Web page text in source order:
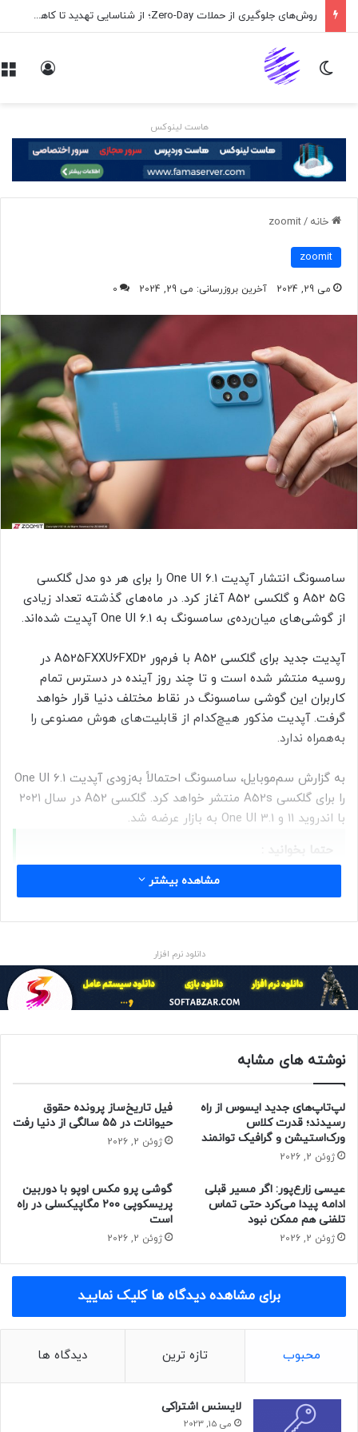
روش‌های جلوگیری از حملات Zero-Day؛ از شناسایی تهدید تا کاهش ریسک
تغییر پوسته
هاست لینوکس
خانه /
zoomit
zoomit
می 29, 2024 آخرین بروزرسانی: می 29, 2024 0
سامسونگ انتشار آپدیت One UI 6.1 را برای هر دو مدل گلکسی
A52 5G و گلکسی A52 آغاز کرد. در ماه‌های گذشته تعداد زیادی
از گوشی‌های میان‌رده‌ی سامسونگ به One UI 6.1 آپدیت شده‌اند.
آپدیت جدید برای گلکسی A52 با فرم‌ور A525FXXU6FXD2 در
روسیه منتشر شده است و تا چند روز آینده در دسترس تمام
کاربران این گوشی سامسونگ در نقاط مختلف دنیا قرار خواهد
گرفت. آپدیت مذکور هیچ‌کدام از قابلیت‌های هوش مصنوعی را
به‌همراه ندارد.
به گزارش سم‌موبایل، سامسونگ احتمالاً به‌زودی آپدیت One UI 6.1
را برای گلکسی A52s منتشر خواهد کرد. گلکسی A52 در سال ۲۰۲۱
با اندروید ۱۱ و One UI 3.1 به بازار عرضه شد.
حتما بخوانید :
مشاهده بیشتر
دانلود نرم افزار
نوشته های مشابه
لپ‌تاپ‌های جدید ایسوس از راه
رسیدند؛ قدرت کلاس
ورک‌استیشن و گرافیک توانمند
ژوئن 2, 2026
فیل تاریخ‌ساز پرونده حقوق
حیوانات در ۵۵ سالگی از دنیا رفت
ژوئن 2, 2026
عیسی زارع‌پور: اگر مسیر قبلی
ادامه پیدا می‌کرد حتی تماس
تلفنی هم ممکن نبود
ژوئن 2, 2026
گوشی پرو مکس اوپو با دوربین
پریسکوپی ۲۰۰ مگاپیکسلی در راه
است
ژوئن 2, 2026
برای مشاهده دیدگاه ها کلیک نمایید
محبوب تازه ترین دیدگاه ها
لایسنس اشتراکی
می 15, 2023